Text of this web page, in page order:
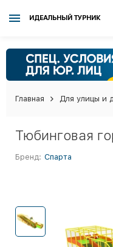
ИДЕАЛЬНЫЙ ТУРНИК
Главная Для улицы и
Тюбинговая
Бренд: Спарта